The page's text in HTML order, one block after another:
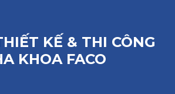
KẾ & THI CÔNG
KHOA FACO